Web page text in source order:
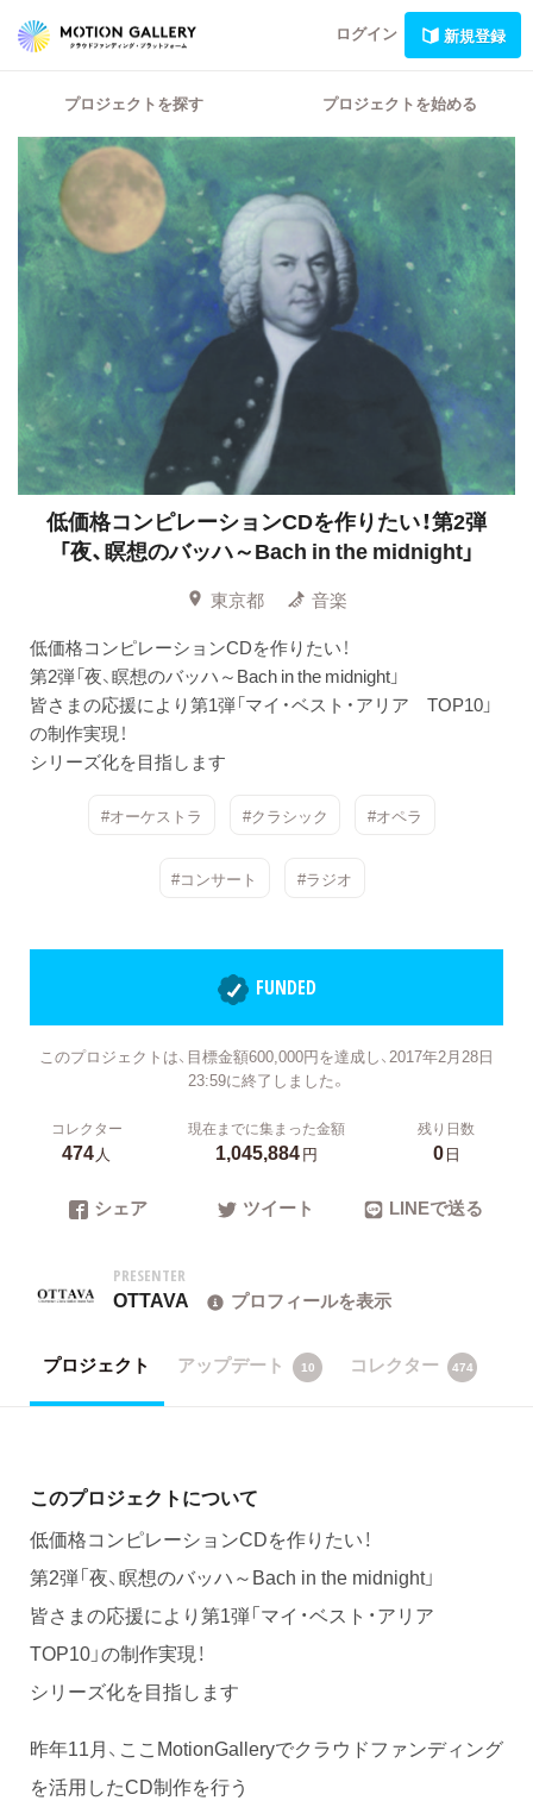
ログイン 新規登録
プロジェクトを探す プロジェクトを始める
低価格コンピレーションCDを作りたい！第2弾
「夜、瞑想のバッハ～Bach in the midnight」
東京都
音楽
低価格コンピレーションCDを作りたい！
第2弾「夜、瞑想のバッハ～Bach in the midnight」
皆さまの応援により第1弾「マイ・ベスト・アリア TOP10」
の制作実現！
シリーズ化を目指します
#オーケストラ #クラシック #オペラ
#コンサート #ラジオ
FUNDED
このプロジェクトは、目標金額600,000円を達成し、2017年2月28日
23:59に終了しました。
コレクター
474人
現在までに集まった金額
1,045,884円
残り日数
0日
シェア ツイート LINEで送る
PRESENTER
OTTAVA プロフィールを表示
プロジェクト アップデート 10 コレクター 474
このプロジェクトについて
低価格コンピレーションCDを作りたい！
第2弾「夜、瞑想のバッハ～Bach in the midnight」
皆さまの応援により第1弾「マイ・ベスト・アリア
TOP10」の制作実現！
シリーズ化を目指します
昨年11月、ここMotionGalleryでクラウドファンディング
を活用したCD制作を行う